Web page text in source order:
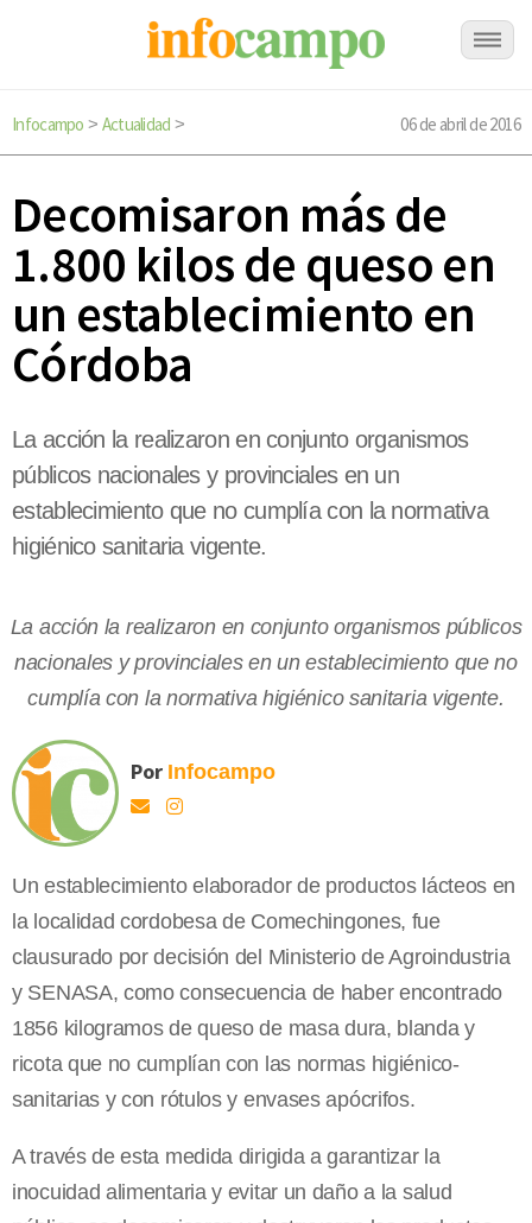
Infocampo > Actualidad > 06 de abril de 2016
Decomisaron más de
1.800 kilos de queso en
un establecimiento en
Córdoba
La acción la realizaron en conjunto organismos
públicos nacionales y provinciales en un
establecimiento que no cumplía con la normativa
higiénico sanitaria vigente.
La acción la realizaron en conjunto organismos públicos
nacionales y provinciales en un establecimiento que no
cumplía con la normativa higiénico sanitaria vigente.
Por Infocampo
Un establecimiento elaborador de productos lácteos en
la localidad cordobesa de Comechingones, fue
clausurado por decisión del Ministerio de Agroindustria
y SENASA, como consecuencia de haber encontrado
1856 kilogramos de queso de masa dura, blanda y
ricota que no cumplían con las normas higiénico-
sanitarias y con rótulos y envases apócrifos.
A través de esta medida dirigida a garantizar la
inocuidad alimentaria y evitar un daño a la salud